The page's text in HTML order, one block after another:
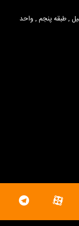
, طبقه پنجم , واحد